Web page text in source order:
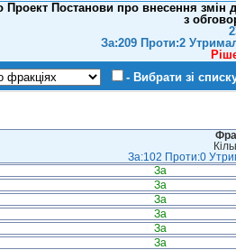
Проект Постанови про внесення змін
з
За:209 Проти:2
- Вибрати зі
За:102 Проти:0
За
За
За
За
За
За